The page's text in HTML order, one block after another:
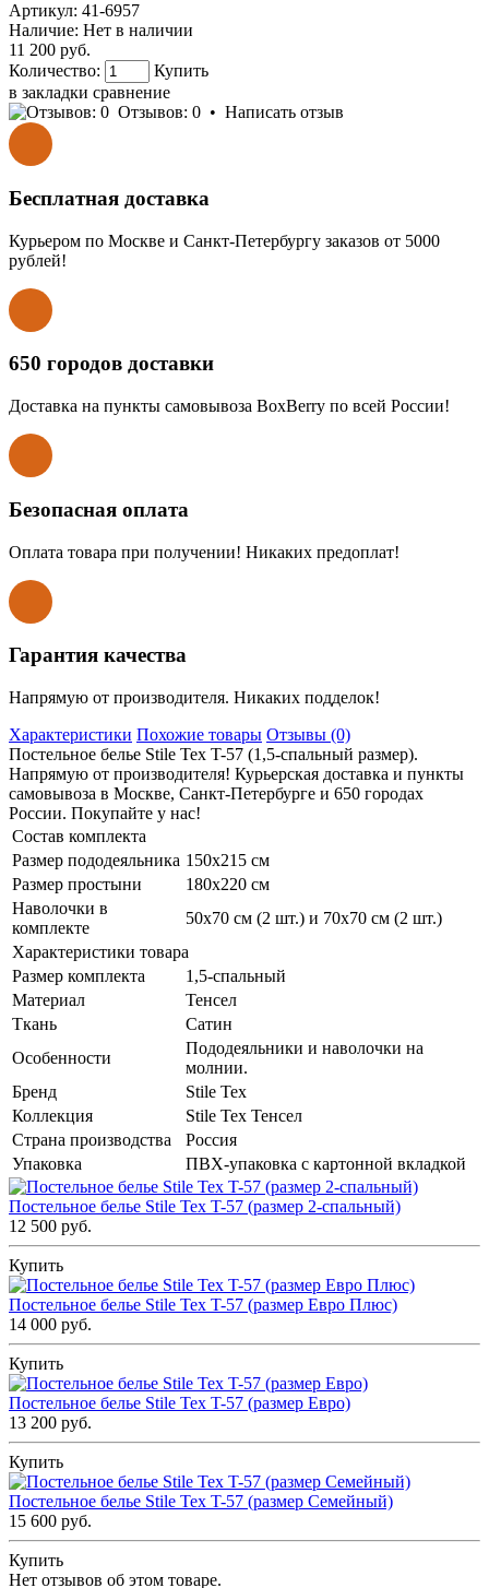
Артикул: 41-6957
Наличие: Нет в наличии
11 200 руб.
Количество:
Купить
в закладки сравнение
Отзывов: 0 • Написать отзыв
Бесплатная доставка
Курьером по Москве и Санкт-Петербургу заказов от 5000
рублей!
650 городов доставки
Доставка на пункты самовывоза BoxBerry по всей России!
Безопасная оплата
Оплата товара при получении! Никаких предоплат!
Гарантия качества
Напрямую от производителя. Никаких подделок!
Характеристики Похожие товары Отзывы (0)
Постельное белье Stile Tex T-57 (1,5-спальный размер).
Напрямую от производителя! Курьерская доставка и пункты
самовывоза в Москве, Санкт-Петербурге и 650 городах
России. Покупайте у нас!
Состав комплекта
Размер пододеяльника 150х215 см
Размер простыни
180х220 см
Наволочки в
комплекте
50х70 см (2 шт.) и 70х70 см (2 шт.)
Характеристики товара
Размер комплекта
1,5-спальный
Материал
Тенсел
Ткань
Сатин
Особенности
Пододеяльники и наволочки на
молнии.
Бренд
Stile Tex
Коллекция
Stile Tex Тенсел
Страна производства
Россия
Упаковка
ПВХ-упаковка с картонной вкладкой
Постельное белье Stile Tex T-57 (размер 2-спальный)
12 500 руб.
Купить
Постельное белье Stile Tex T-57 (размер Евро Плюс)
14 000 руб.
Купить
Постельное белье Stile Tex T-57 (размер Евро)
13 200 руб.
Купить
Постельное белье Stile Tex T-57 (размер Семейный)
15 600 руб.
Купить
Нет отзывов об этом товаре.